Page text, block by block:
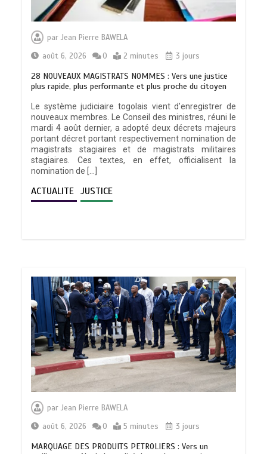
parJean Pierre BAWELA
août 6, 2026
0 2 minutes 3 jours
28 NOUVEAUX MAGISTRATS NOMMES : Vers une justice
plus rapide, plus performante et plus proche du citoyen
Le système judiciaire togolais vient d’enregistrer de
nouveaux membres. Le Conseil des ministres, réuni le
mardi 4 août dernier, a adopté deux décrets majeurs
portant décret portant respectivement nomination de
magistrats stagiaires et de magistrats militaires
stagiaires. Ces textes, en effet, officialisent la
nomination de […]
ACTUALITE JUSTICE
parJean Pierre BAWELA
août 6, 2026
0 5 minutes 3 jours
MARQUAGE DES PRODUITS PETROLIERS : Vers un